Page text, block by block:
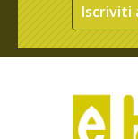
Iscriviti